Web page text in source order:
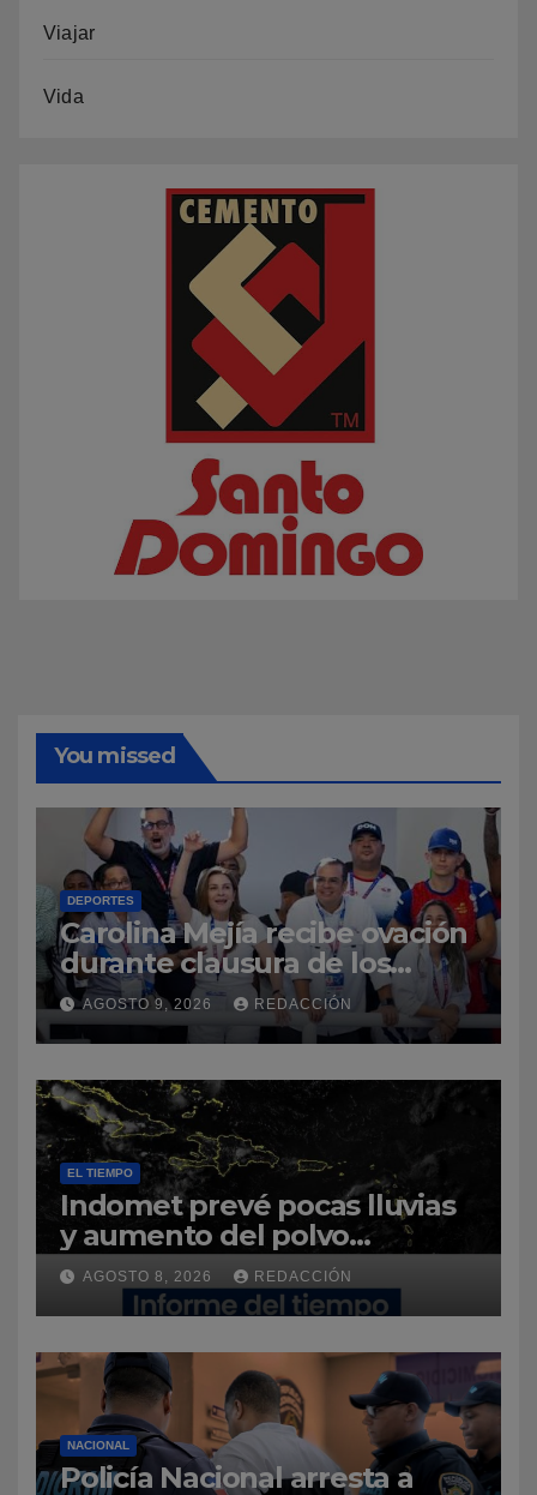
Viajar
Vida
You missed
DEPORTES
Carolina Mejía recibe ovación
durante clausura de los
Juegos Centroamericanos y
del Caribe Santo Domingo
2026
AGOSTO 9, 2026 REDACCIÓN
EL TIEMPO
Indomet prevé pocas lluvias
y aumento del polvo
sahariano sobre República
Dominicana
AGOSTO 8, 2026 REDACCIÓN
NACIONAL
Policía Nacional arresta a